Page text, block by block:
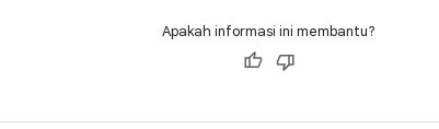
Apakah informasi ini membantu?